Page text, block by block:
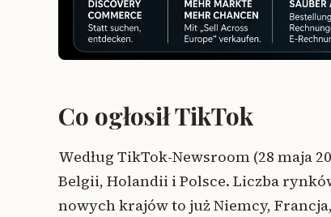
Co ogłosił TikTok
Według TikTok-Newsroom (28 maja
Belgii, Holandii i Polsce. Liczba
nowych krajów to już Niemcy,